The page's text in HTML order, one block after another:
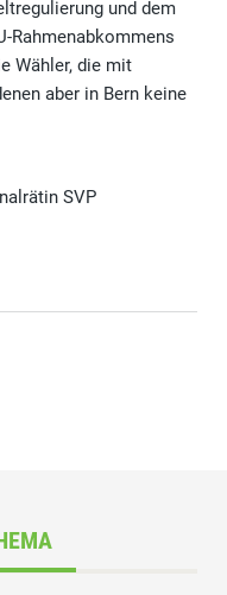
und dem
Rahmenabkommens
Wähler, die mit
aber in Bern keine
SVP